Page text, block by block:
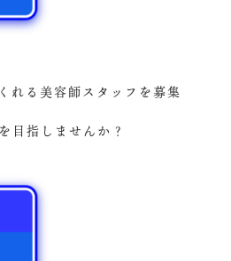
れる美容師スタッフを募集
目指しませんか？